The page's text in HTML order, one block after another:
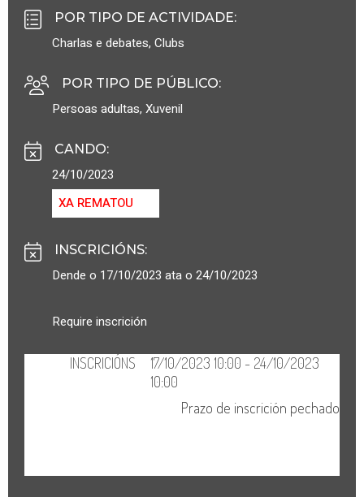
POR TIPO DE ACTIVIDADE:
Charlas e debates, Clubs
POR TIPO DE PÚBLICO:
Persoas adultas, Xuvenil
CANDO:
24/10/2023
XA REMATOU
INSCRICIÓNS:
Dende o 17/10/2023 ata o 24/10/2023
Require inscrición